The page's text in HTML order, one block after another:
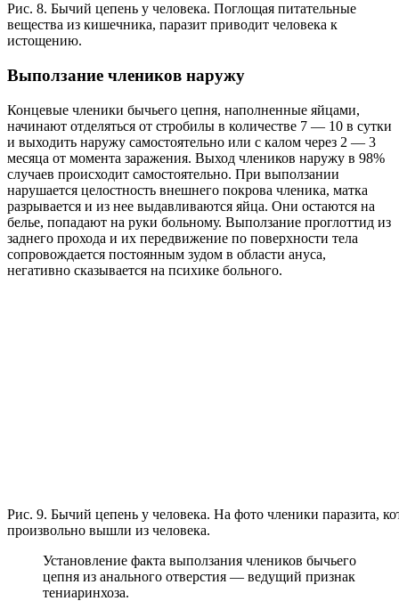
Рис. 8. Бычий цепень у человека. Поглощая питательные
вещества из кишечника, паразит приводит человека к
истощению.
Выползание члеников наружу
Концевые членики бычьего цепня, наполненные яйцами,
начинают отделяться от стробилы в количестве 7 — 10 в сутки
и выходить наружу самостоятельно или с калом через 2 — 3
месяца от момента заражения. Выход члеников наружу в 98%
случаев происходит самостоятельно. При выползании
нарушается целостность внешнего покрова членика, матка
разрывается и из нее выдавливаются яйца. Они остаются на
белье, попадают на руки больному. Выползание проглоттид из
заднего прохода и их передвижение по поверхности тела
сопровождается постоянным зудом в области ануса,
негативно сказывается на психике больного.
Рис. 9. Бычий цепень у человека. На фото членики паразита,
произвольно вышли из человека.
Установление факта выползания члеников бычьего
цепня из анального отверстия — ведущий признак
тениаринхоза.